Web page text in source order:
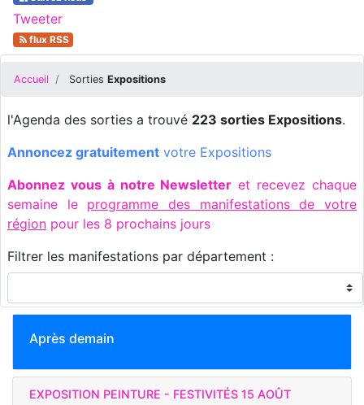
Tweeter
flux RSS
Accueil Sorties Expositions
l'Agenda des sorties a trouvé 223 sorties Expositions.
Annoncez gratuitement votre Expositions
Abonnez vous à notre Newsletter et recevez chaque
semaine le programme des manifestations de votre
région pour les 8 prochains jours
Filtrer les manifestations par département :
Après demain
EXPOSITION PEINTURE - FESTIVITÉS 15 AOÛT